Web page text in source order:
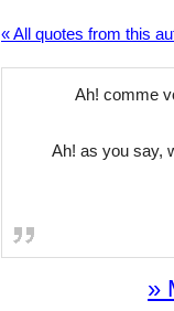
« All quotes from this
Ah! comme
Ah! as you say,
»